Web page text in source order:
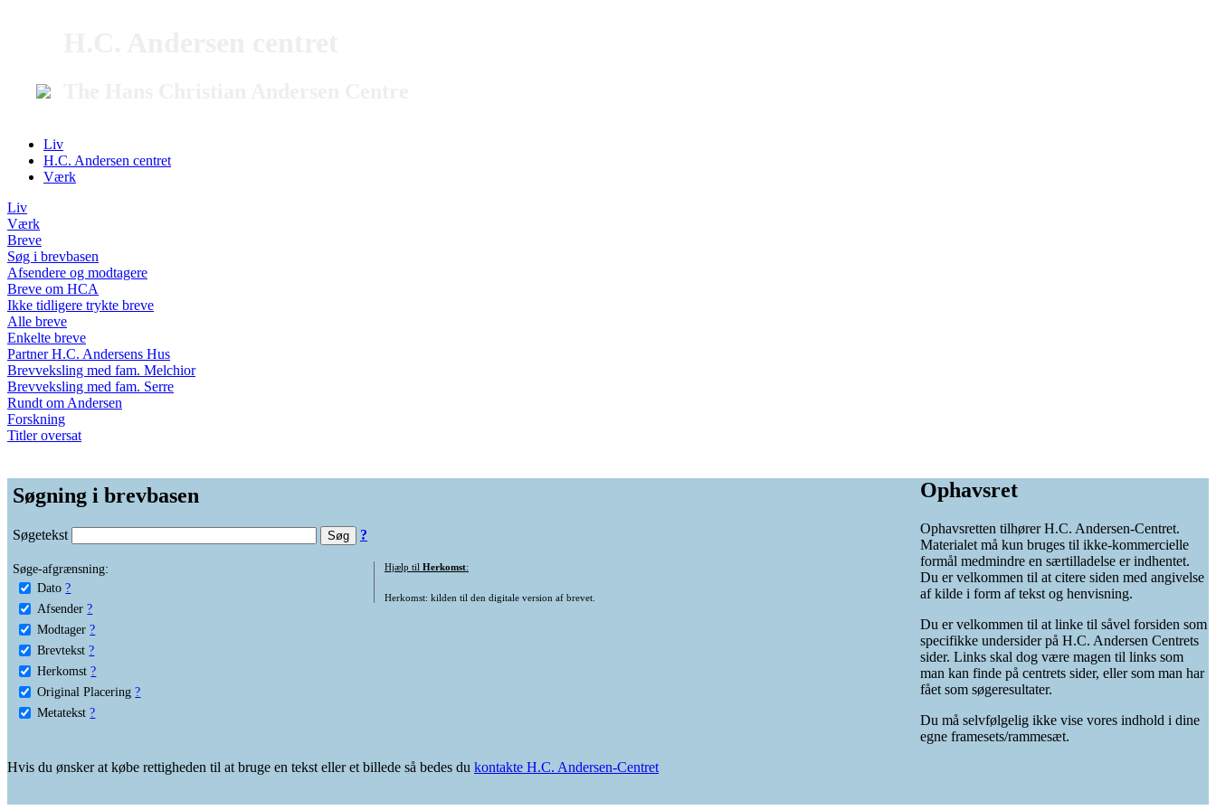
Liv
H.C. Andersen centret
Værk
Liv
Værk
Breve
Søg i brevbasen
Afsendere og modtagere
Breve om HCA
Ikke tidligere trykte breve
Alle breve
Enkelte breve
Partner H.C. Andersens Hus
Brevveksling med fam. Melchior
Brevveksling med fam. Serre
Rundt om Andersen
Forskning
Titler oversat
Søgning i brevbasen
Søgetekst ?
Søge-afgrænsning:
Dato ?
Afsender ?
Modtager ?
Brevtekst ?
Herkomst ?
Original Placering ?
Metatekst ?
Hjælp til Herkomst:
Herkomst: kilden til den digitale version af brevet.
Ophavsret
Ophavsretten tilhører H.C. Andersen-Centret.
Materialet må kun bruges til ikke-kommercielle
formål medmindre en særtilladelse er indhentet.
Du er velkommen til at citere siden med angivelse
af kilde i form af tekst og henvisning.
Du er velkommen til at linke til såvel forsiden som
specifikke undersider på H.C. Andersen Centrets
sider. Links skal dog være magen til links som
man kan finde på centrets sider, eller som man har
fået som søgeresultater.
Du må selvfølgelig ikke vise vores indhold i dine
egne framesets/rammesæt.
Hvis du ønsker at købe rettigheden til at bruge en tekst eller et billede så bedes du kontakte H.C. Andersen-Centret